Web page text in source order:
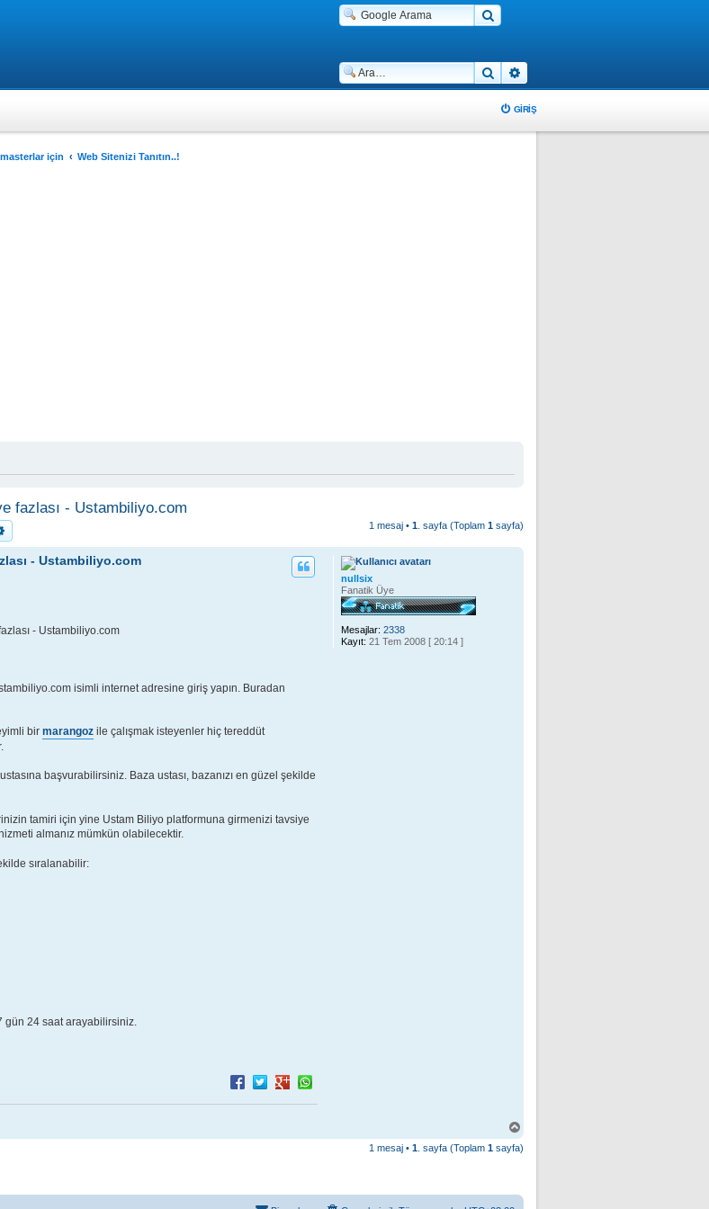
Ara
GIRIŞ
için Web Sitenizi Tanıtın..!
fazlası - Ustambiliyo.com
1 mesaj • 1 . sayfa (Toplam 1 sayfa)
nullsix
Fanatik Üye
Mesajlar: 2338
Kayıt: 21 Tem 2008 [ 20:14 ]
- Ustambiliyo.com
- Ustambiliyo.com
isimli internet adresine giriş yapın. Buradan
bir marangoz ile çalışmak isteyenler hiç tereddüt
başvurabilirsiniz. Baza ustası, bazanızı en güzel şekilde
tamiri için yine Ustam Biliyo platformuna girmenizi tavsiye
almanız mümkün olabilecektir.
sıralanabilir:
gün 24 saat arayabilirsiniz.
n
1 mesaj • 1 . sayfa (Toplam 1 sayfa)